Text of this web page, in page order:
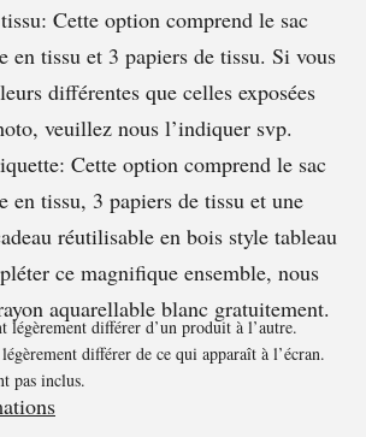
Cette option comprend le sac
en tissu et 3 papiers de tissu. Si vous
différentes que celles exposées
veuillez nous l’indiquer svp.
Cette option comprend le sac
en tissu, 3 papiers de tissu et une
réutilisable en bois style tableau
ce magnifique ensemble, nous
aquarellable blanc gratuitement.
légèrement différer d’un produit à l’autre.
différer de ce qui apparaît à l’écran.
pas inclus.